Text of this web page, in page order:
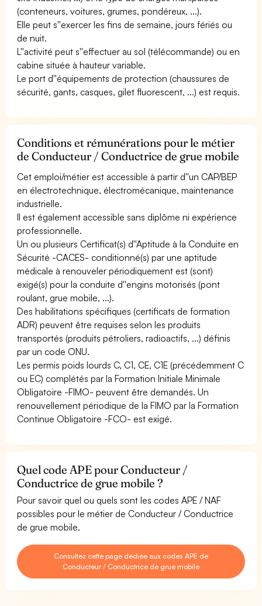
(conteneurs, voitures, grumes, pondéreux, ...).
Elle peut s''exercer les fins de semaine, jours fériés ou
de nuit.
L''activité peut s''effectuer au sol (télécommande) ou en
cabine située à hauteur variable.
Le port d''équipements de protection (chaussures de
sécurité, gants, casques, gilet fluorescent, ...) est requis.
Conditions et rémunérations pour le métier
de Conducteur / Conductrice de grue mobile
Cet emploi/métier est accessible à partir d''un CAP/BEP
en électrotechnique, électromécanique, maintenance
industrielle.
Il est également accessible sans diplôme ni expérience
professionnelle.
Un ou plusieurs Certificat(s) d''Aptitude à la Conduite en
Sécurité -CACES- conditionné(s) par une aptitude
médicale à renouveler périodiquement est (sont)
exigé(s) pour la conduite d''engins motorisés (pont
roulant, grue mobile, ...).
Des habilitations spécifiques (certificats de formation
ADR) peuvent être requises selon les produits
transportés (produits pétroliers, radioactifs, ...) définis
par un code ONU.
Les permis poids lourds C, C1, CE, C1E (précédemment C
ou EC) complétés par la Formation Initiale Minimale
Obligatoire -FIMO- peuvent être demandés. Un
renouvellement périodique de la FIMO par la Formation
Continue Obligatoire -FCO- est exigé.
Quel code APE pour Conducteur /
Conductrice de grue mobile ?
Pour savoir quel ou quels sont les codes APE / NAF
possibles pour le métier de Conducteur / Conductrice
de grue mobile.
Consultez cette page dédiée aux codes APE de
Conducteur / Conductrice de grue mobile